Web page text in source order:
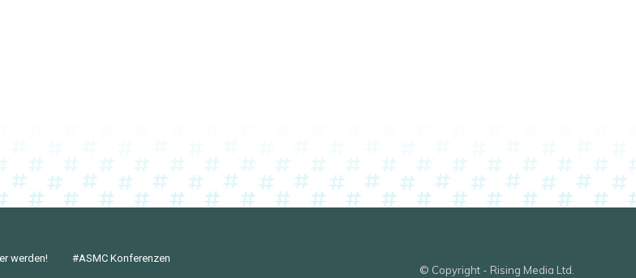
werden! #ASMC Konferenzen
© Copyright - Rising Media Ltd.